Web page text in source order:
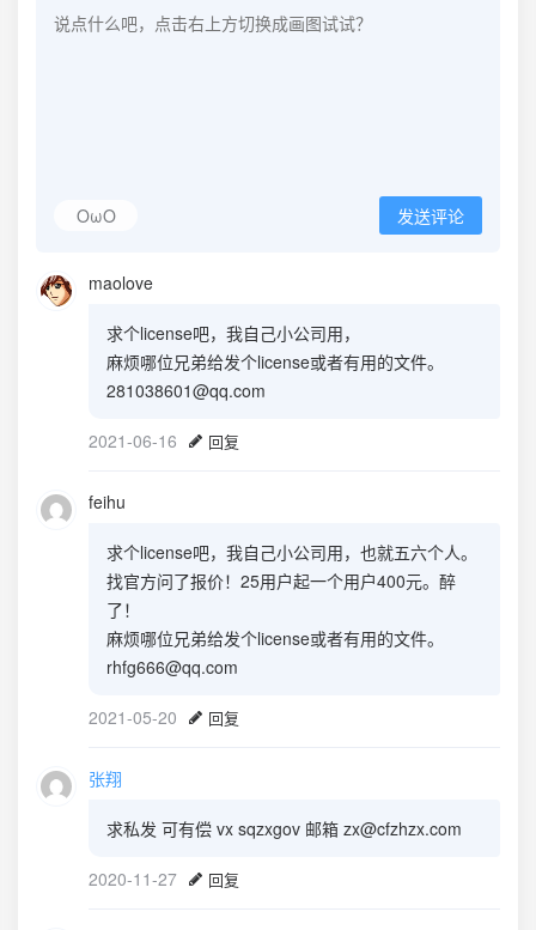
OωO 发送评论
maolove
求个license吧，我自己小公司用，
麻烦哪位兄弟给发个license或者有用的文件。
281038601@qq.com
2021-06-16 回复
feihu
求个license吧，我自己小公司用，也就五六个人。
找官方问了报价！25用户起一个用户400元。醉
了！
麻烦哪位兄弟给发个license或者有用的文件。
rhfg666@qq.com
2021-05-20 回复
张翔
求私发 可有偿 vx sqzxgov 邮箱 zx@cfzhzx.com
2020-11-27 回复